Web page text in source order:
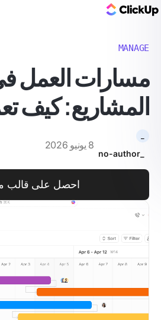
MANAGE
مسارات العمل
المشاريع: كيف
8 يونيو 2026
احصل على قالب